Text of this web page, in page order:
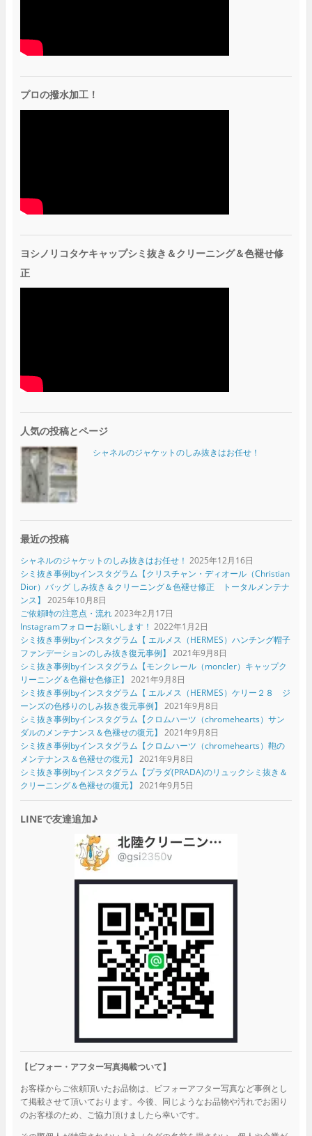
プロの撥水加工！
ヨシノリコタケキャップシミ抜き＆クリーニング＆色褪せ修
正
人気の投稿とページ
シャネルのジャケットのしみ抜きはお任せ！
最近の投稿
シャネルのジャケットのしみ抜きはお任せ！ 2025年12月16日
シミ抜き事例byインスタグラム【クリスチャン・ディオール（Christian
Dior）バッグ しみ抜き＆クリーニング＆色褪せ修正 トータルメンテナ
ンス】 2025年10月8日
ご依頼時の注意点・流れ 2023年2月17日
Instagramフォローお願いします！ 2022年1月2日
シミ抜き事例byインスタグラム【 エルメス（HERMES）ハンチング帽子
ファンデーションのしみ抜き復元事例】 2021年9月8日
シミ抜き事例byインスタグラム【モンクレール（moncler）キャップク
リーニング＆色褪せ色修正】 2021年9月8日
シミ抜き事例byインスタグラム【 エルメス（HERMES）ケリー２８ ジ
ーンズの色移りのしみ抜き復元事例】 2021年9月8日
シミ抜き事例byインスタグラム【クロムハーツ（chromehearts）サン
ダルのメンテナンス＆色褪せの復元】 2021年9月8日
シミ抜き事例byインスタグラム【クロムハーツ（chromehearts）鞄の
メンテナンス＆色褪せの復元】 2021年9月8日
シミ抜き事例byインスタグラム【プラダ(PRADA)のリュックシミ抜き＆
クリーニング＆色褪せの復元】 2021年9月5日
LINEで友達追加♪
【ビフォー・アフター写真掲載ついて】
お客様からご依頼頂いたお品物は、ビフォーアフター写真など事例とし
て掲載させて頂いております。今後、同じようなお品物や汚れでお困り
のお客様のため、ご協力頂けましたら幸いです。